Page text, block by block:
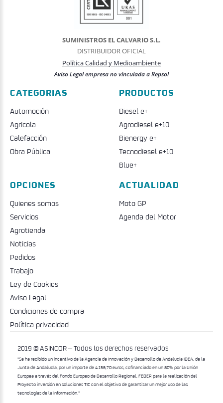
SUMINISTROS EL CALVARIO S.L.
DISTRIBUIDOR OFICIAL
Política Calidad y Medioambiente
Aviso Legal empresa no vinculada a Repsol
CATEGORIAS
Automoción
Agricola
Calefacción
Obra Pública
PRODUCTOS
Diesel e+
Agrodiesel e+10
Bienergy e+
Tecnodiesel e+10
Blue+
OPCIONES
Quienes somos
Servicios
Agrotienda
Noticias
Pedidos
Trabajo
Ley de Cookies
Aviso Legal
Condiciones de compra
Política privacidad
ACTUALIDAD
Moto GP
Agenda del Motor
2019 © ASINCOR – Todos los derechos reservados
"Se ha recibido un incentivo de la Agencia de Innovación y Desarrollo de Andalucía IDEA, de la
Junta de Andalucía, por un importe de 4.156,70 euros, cofinanciado en un 80% por la Unión
Europea a través del Fondo Europeo de Desarrollo Regional, FEDER para la realización del
Proyecto inversión en soluciones TIC con el objetivo de garantizar un mejor uso de las
tecnologías de la información."